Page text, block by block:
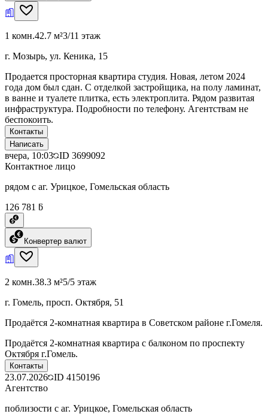
1 комн.42.7 м²3/11 этаж
г. Мозырь, ул. Кеника, 15
Продается просторная квартира студия. Новая, летом 2024
года дом был сдан. С отделкой застройщика, на полу ламинат,
в ванне и туалете плитка, есть электроплита. Рядом развитая
инфраструктура. Подробности по телефону. Агентствам не
беспокоить.
Контакты
Написать
вчера, 10:03 ID 3699092
Контактное лицо
рядом с аг. Урицкое, Гомельская область
126 781 ƃ
Конвертер валют
2 комн.38.3 м²5/5 этаж
г. Гомель, просп. Октября, 51
Продаётся 2-комнатная квартира в Советском районе г.Гомеля.
Продаётся 2-комнатная квартира с балконом по проспекту
Октября г.Гомель.
Контакты
23.07.2026 ID 4150196
Агентство
поблизости с аг. Урицкое, Гомельская область